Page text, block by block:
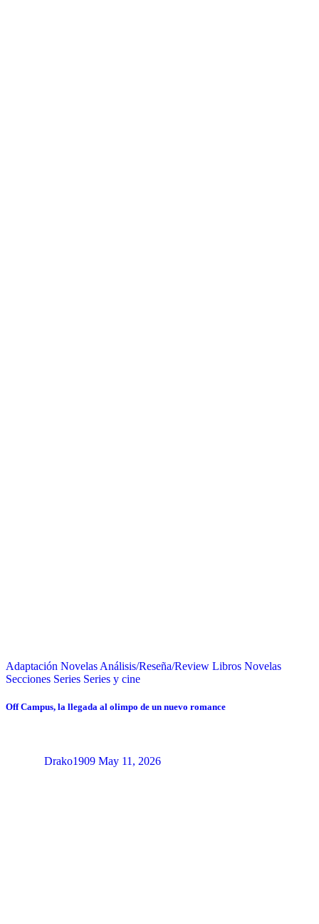
Adaptación Novelas Análisis/Reseña/Review Libros Novelas
Secciones Series Series y cine
Off Campus, la llegada al olimpo de un nuevo romance
Drako1909 May 11, 2026